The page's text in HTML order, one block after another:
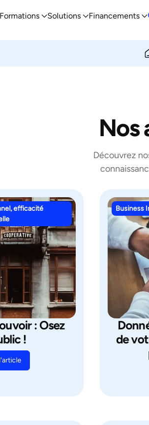
Formations Solutions Financements
Nos
Découvrez
efficacité
: Osez
!
Business
de